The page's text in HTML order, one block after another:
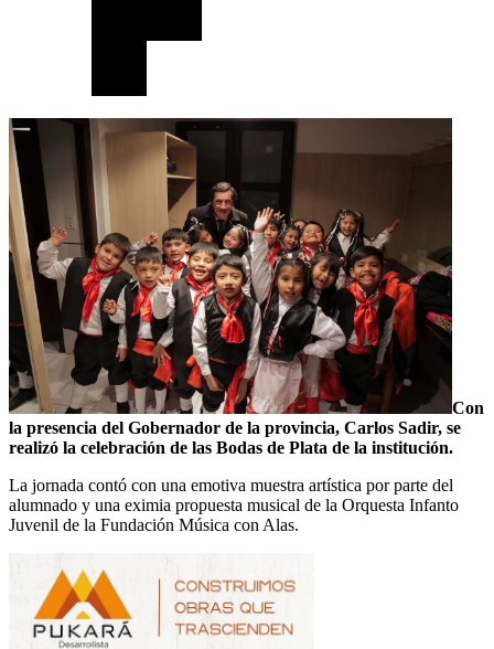
Con
la presencia del Gobernador de la provincia, Carlos Sadir, se
realizó la celebración de las Bodas de Plata de la institución.
La jornada contó con una emotiva muestra artística por parte del
alumnado y una eximia propuesta musical de la Orquesta Infanto
Juvenil de la Fundación Música con Alas.